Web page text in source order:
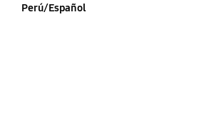
Perú/Español